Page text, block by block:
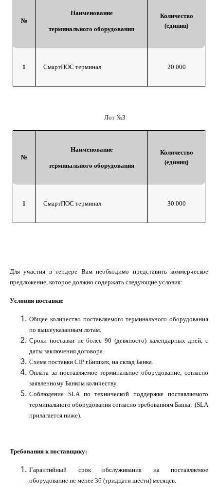
№
Наименование
терминального оборудования
Количество
(единиц)
1 СмартПОС терминал 20 000
Лот №3
№
Наименование
терминального оборудования
Количество
(единиц)
1 СмартПОС терминал 30 000
Для участия в тендере Вам необходимо представить коммерческое
предложение, которое должно содержать следующие условия:
Условия поставки:
Общее количество поставляемого терминального оборудования
по вышеуказанным лотам.
Сроки поставки не более 90 (девяносто) календарных дней, с
даты заключения договора.
Схема поставки CIP г.Бишкек, на склад Банка.
Оплата за поставляемое терминальное оборудование, согласно
заявленному Банком количеству.
Соблюдение SLAпо технической поддержке поставляемого
терминального оборудования согласно требованиям Банка. (SLA
прилагается ниже).
Требования к поставщику:
Гарантийный срок обслуживания на поставляемое
оборудование не менее 36 (тридцати шести) месяцев.